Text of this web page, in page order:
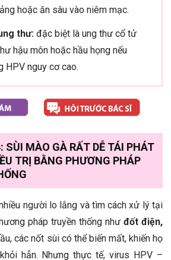
hoặc ăn sâu vào niêm mạc.
thư: đặc biệt là ung thư cổ tử
hậu môn hoặc hầu họng nếu
HPV nguy cơ cao.
SÙI MÀO GÀ RẤT DỄ TÁI PHÁT
TRỊ BẰNG PHƯƠNG PHÁP
người lo lắng và tìm cách xử lý tại
pháp truyền thống như đốt điện,
các nốt sùi có thể biến mất, khiến họ
hẳn. Nhưng thực tế, virus HPV –